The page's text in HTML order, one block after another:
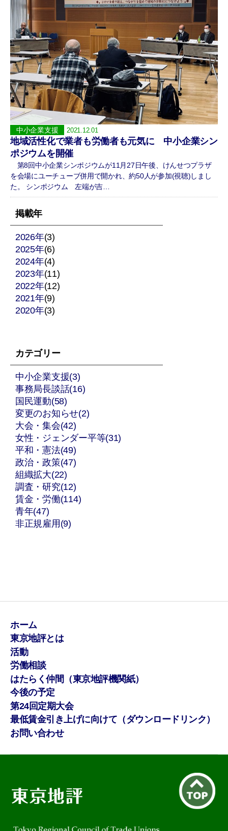
中小企業支援 2021.12.01
地域活性化で業者も労働者も元気に 中小企業シン
ポジウムを開催
第8回中小企業シンポジウムが11月27日午後、けんせつプラザ
を会場にユーチューブ併用で開かれ、約50人が参加(視聴)しまし
た。 シンポジウム 左端が吉…
掲載年
2026年(3)
2025年(6)
2024年(4)
2023年(11)
2022年(12)
2021年(9)
2020年(3)
カテゴリー
中小企業支援(3)
事務局長談話(16)
国民運動(58)
変更のお知らせ(2)
大会・集会(42)
女性・ジェンダー平等(31)
平和・憲法(49)
政治・政策(47)
組織拡大(22)
調査・研究(12)
賃金・労働(114)
青年(47)
非正規雇用(9)
ホーム
東京地評とは
活動
労働相談
はたらく仲間（東京地評機関紙）
今後の予定
第24回定期大会
最低賃金引き上げに向けて（ダウンロードリンク）
お問い合わせ